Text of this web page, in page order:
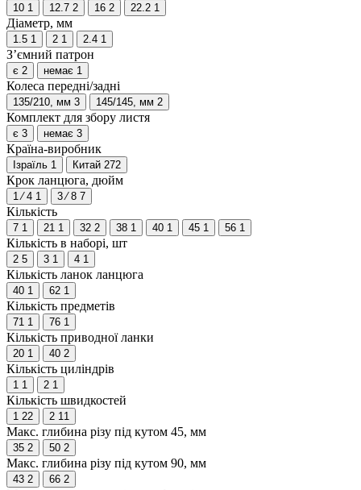
10 1 12.7 2 16 2 22.2 1
Діаметр, мм
1.5 1 2 1 2.4 1
З’ємний патрон
є 2 немає 1
Колеса передні/задні
135/210, мм 3 145/145, мм 2
Комплект для збору листя
є 3 немає 3
Країна-виробник
Ізраїль 1 Китай 272
Крок ланцюга, дюйм
1 ⁄ 4 1 3 ⁄ 8 7
Кількість
7 1 21 1 32 2 38 1 40 1 45 1 56 1
Кількість в наборі, шт
2 5 3 1 4 1
Кількість ланок ланцюга
40 1 62 1
Кількість предметів
71 1 76 1
Кількість приводної ланки
20 1 40 2
Кількість циліндрів
1 1 2 1
Кількість швидкостей
1 22 2 11
Макс. глибина різу під кутом 45, мм
35 2 50 2
Макс. глибина різу під кутом 90, мм
43 2 66 2